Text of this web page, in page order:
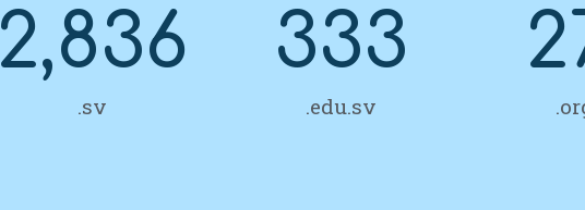
2,836
.sv
333
.edu.sv